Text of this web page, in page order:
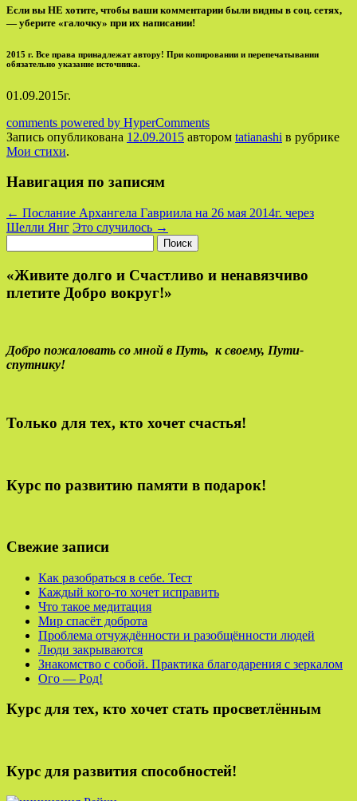
Если вы НЕ хотите, чтобы ваши комментарии были видны в соц. сетях,
— уберите «галочку» при их написании!
2015 г. Все права принадлежат автору! При копировании и перепечатывании
обязательно указание источника.
01.09.2015г.
comments powered by HyperComments
Запись опубликована 12.09.2015 автором tatianashi в рубрике
Мои стихи.
Навигация по записям
← Послание Архангела Гавриила на 26 мая 2014г. через
Шелли Янг Это случилось →
«Живите долго и Счастливо и ненавязчиво
плетите Добро вокруг!»
Добро пожаловать со мной в Путь, к своему, Пути-
спутнику!
Только для тех, кто хочет счастья!
Курс по развитию памяти в подарок!
Свежие записи
Как разобраться в себе. Тест
Каждый кого-то хочет исправить
Что такое медитация
Мир спасёт доброта
Проблема отчуждённости и разобщённости людей
Люди закрываются
Знакомство с собой. Практика благодарения с зеркалом
Ого — Род!
Курс для тех, кто хочет стать просветлённым
Курс для развития способностей!